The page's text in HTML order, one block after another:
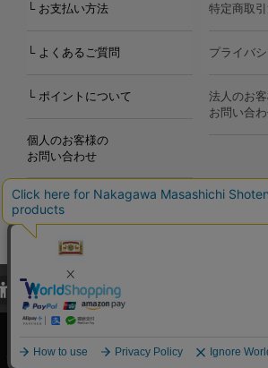
└ お支払い方法
└ よくあるご質問
└ ポイントについて
個人のお客様の
お問い合わせ
特定商取
プライバ
法人のお
お問い合
Copyright©2000-2026
Nakagawa Masashichi Shoten All Rights Reserved.
当サイトでは、当サイト内における閲覧履歴・
び利便性向上のためにクッキー（Cookie）を使
関しては「プライバシーポリシー
承諾する